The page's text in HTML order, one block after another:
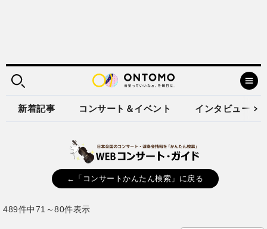
新着記事 コンサート＆イベント インタビュー
←「コンサートかんたん検索」に戻る
489件中71～80件表示